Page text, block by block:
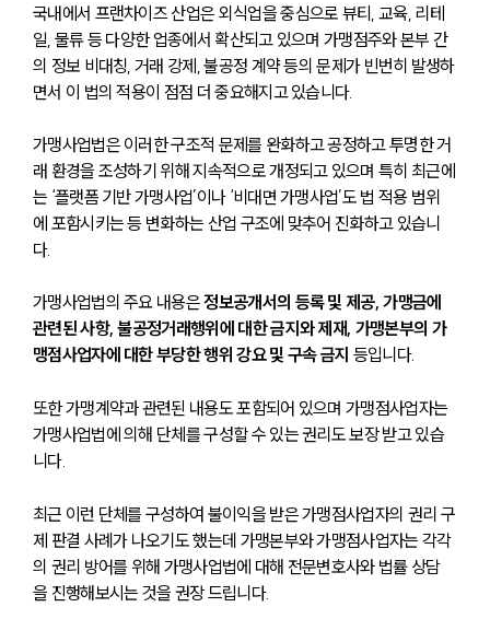
국내에서 프랜차이즈 산업은 외식업을 중심으로 뷰티, 교육, 리테
일, 물류 등 다양한 업종에서 확산되고 있으며 가맹점주와 본부 간
의 정보 비대칭, 거래 강제, 불공정 계약 등의 문제가 빈번히 발생하
면서 이 법의 적용이 점점 더 중요해지고 있습니다.
가맹사업법은 이러한 구조적 문제를 완화하고 공정하고 투명한 거
래 환경을 조성하기 위해 지속적으로 개정되고 있으며 특히 최근에
는 ‘플랫폼 기반 가맹사업’이나 ‘비대면 가맹사업’도 법 적용 범위
에 포함시키는 등 변화하는 산업 구조에 맞추어 진화하고 있습니
다.
가맹사업법의 주요 내용은 정보공개서의 등록 및 제공, 가맹금에
관련된 사항, 불공정거래행위에 대한 금지와 제재, 가맹본부의 가
맹점사업자에 대한 부당한 행위 강요 및 구속 금지 등입니다.
또한 가맹계약과 관련된 내용도 포함되어 있으며 가맹점사업자는
가맹사업법에 의해 단체를 구성할 수 있는 권리도 보장 받고 있습
니다.
최근 이런 단체를 구성하여 불이익을 받은 가맹점사업자의 권리 구
제 판결 사례가 나오기도 했는데 가맹본부와 가맹점사업자는 각각
의 권리 방어를 위해 가맹사업법에 대해 전문변호사와 법률 상담
을 진행해보시는 것을 권장 드립니다.